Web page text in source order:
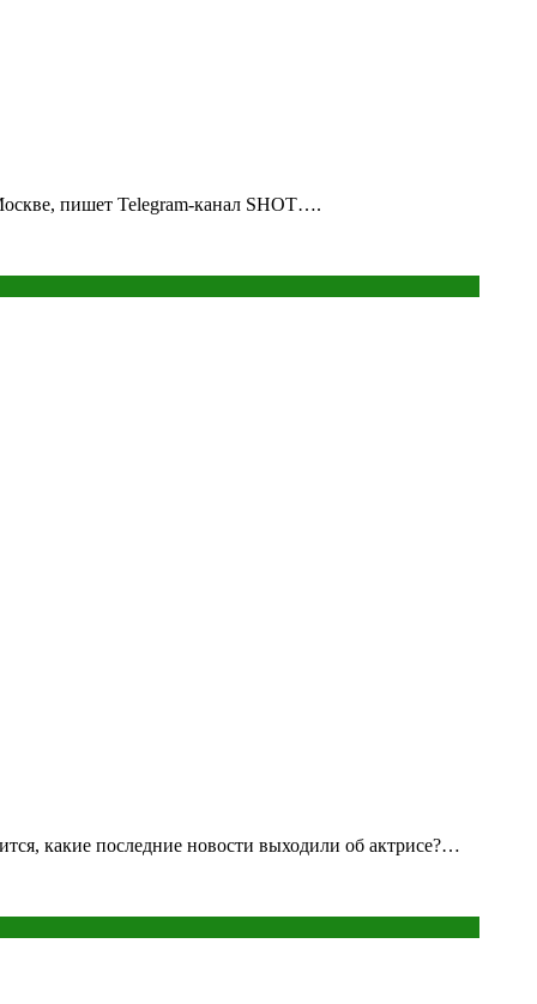
пишет Telegram-канал SHOT….
какие последние новости выходили об актрисе?…